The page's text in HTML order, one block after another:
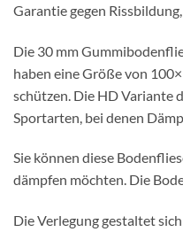
Garantie gegen
Die 30 mm
haben eine Größe von
schützen. Die HD Variante
Sportarten, bei denen
Sie können diese
dämpfen möchten. Die
Die Verlegung gestaltet